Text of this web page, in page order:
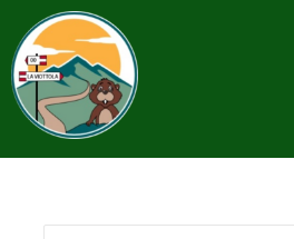
contenuto